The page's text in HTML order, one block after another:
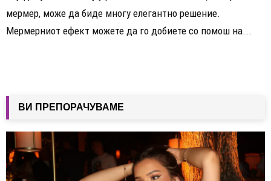
мермер, може да биде многу елегантно решение.
Мермерниот ефект можете да го добиете со помош на...
ВИ ПРЕПОРАЧУВАМЕ